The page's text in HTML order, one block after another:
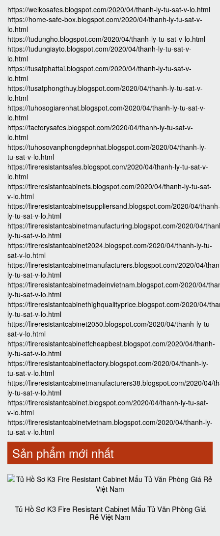
https://welkosafes.blogspot.com/2020/04/thanh-ly-tu-sat-v-lo.html
https://home-safe-box.blogspot.com/2020/04/thanh-ly-tu-sat-v-
lo.html
https://tudungho.blogspot.com/2020/04/thanh-ly-tu-sat-v-lo.html
https://tudungiayto.blogspot.com/2020/04/thanh-ly-tu-sat-v-
lo.html
https://tusatphattai.blogspot.com/2020/04/thanh-ly-tu-sat-v-
lo.html
https://tusatphongthuy.blogspot.com/2020/04/thanh-ly-tu-sat-v-
lo.html
https://tuhosogiarenhat.blogspot.com/2020/04/thanh-ly-tu-sat-v-
lo.html
https://factorysafes.blogspot.com/2020/04/thanh-ly-tu-sat-v-
lo.html
https://tuhosovanphongdepnhat.blogspot.com/2020/04/thanh-ly-
tu-sat-v-lo.html
https://fireresistantsafes.blogspot.com/2020/04/thanh-ly-tu-sat-v-
lo.html
https://fireresistantcabinets.blogspot.com/2020/04/thanh-ly-tu-sat-
v-lo.html
https://fireresistantcabinetsuppliersand.blogspot.com/2020/04/thanh-
ly-tu-sat-v-lo.html
https://fireresistantcabinetmanufacturing.blogspot.com/2020/04/
ly-tu-sat-v-lo.html
https://fireresistantcabinet2024.blogspot.com/2020/04/thanh-ly-tu-
sat-v-lo.html
https://fireresistantcabinetmanufacturers.blogspot.com/2020/04/
ly-tu-sat-v-lo.html
https://fireresistantcabinetmadeinvietnam.blogspot.com/2020/04/
ly-tu-sat-v-lo.html
https://fireresistantcabinethighqualityprice.blogspot.com/2020/04/
ly-tu-sat-v-lo.html
https://fireresistantcabinet2050.blogspot.com/2020/04/thanh-ly-tu-
sat-v-lo.html
https://fireresistantcabinetfcheapbest.blogspot.com/2020/04/thanh-
ly-tu-sat-v-lo.html
https://fireresistantcabinetfactory.blogspot.com/2020/04/thanh-ly-
tu-sat-v-lo.html
https://fireresistantcabinetmanufacturers38.blogspot.com/2020/04/
ly-tu-sat-v-lo.html
https://fireresistantcabinet.blogspot.com/2020/04/thanh-ly-tu-sat-
v-lo.html
https://fireresistantcabinetvietnam.blogspot.com/2020/04/thanh-ly-
tu-sat-v-lo.html
Sản phẩm mới nhất
Tủ Hồ Sơ K3 Fire Resistant Cabinet Mẩu Tủ Văn Phòng Giá
Rẻ Việt Nam